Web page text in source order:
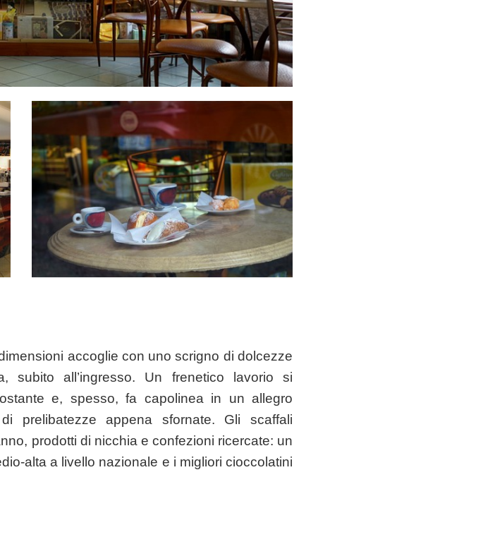
accoglie con uno scrigno di dolcezze
subito all’ingresso. Un frenetico lavorio si
e, spesso, fa capolinea in un allegro
prelibatezze appena sfornate. Gli scaffali
prodotti di nicchia e confezioni ricercate: un
alta a livello nazionale e i migliori cioccolatini